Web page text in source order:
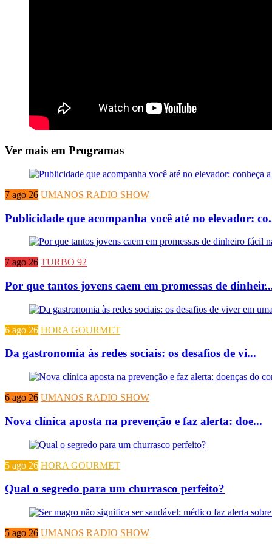
Ver mais em Programas
7 ago 26 UMANOS RADIO SHOW
Publicidade que acompanha você até no elevador:
7 ago 26 TURBO 92
Por que tantos jovens caem em promessas de
6 ago 26 HORA GOURMET
Da gastronomia às redes sociais: os desafios de vi...
6 ago 26 UMANOS RADIO SHOW
Nova clínica aposta na prevenção e faz alerta: doe...
5 ago 26 HORA GOURMET
Qual o segredo para um churrasco perfeito?
5 ago 26 UMANOS RADIO SHOW